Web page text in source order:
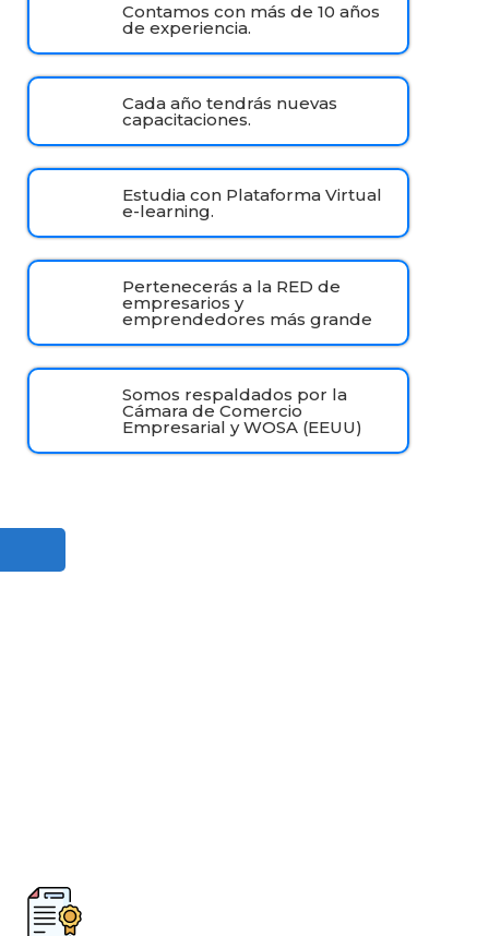
Contamos con más de 10 años
de experiencia.
Cada año tendrás nuevas
capacitaciones.
Estudia con Plataforma Virtual
e-learning.
Pertenecerás a la RED de
empresarios y
emprendedores más grande
Somos respaldados por la
Cámara de Comercio
Empresarial y WOSA (EEUU)